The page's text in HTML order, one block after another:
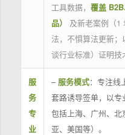
工具数据， 覆盖
品）
及新老案例（1
法，不惧算法更新
谈行业标准）证明技
服
务
专
业
– 服务模式：专注线
套路诱导签单，以专
包括上海、广州、
亚、美国等）。